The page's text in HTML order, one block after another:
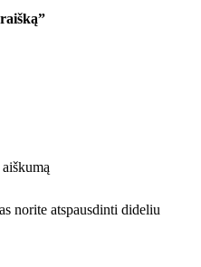
norite atspausdinti dideliu